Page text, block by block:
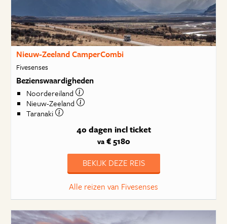
Nieuw-Zeeland CamperCombi
Fivesenses
Bezienswaardigheden
Noordereiland
Nieuw-Zeeland
Taranaki
40 dagen incl ticket
va€ 5180
BEKIJK DEZE REIS
Alle reizen van Fivesenses